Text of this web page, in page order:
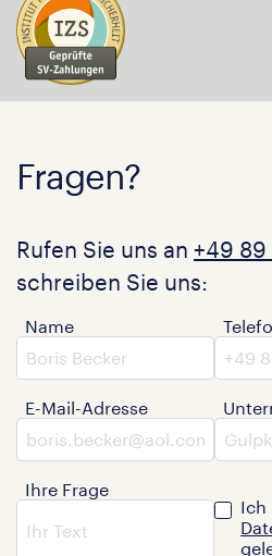
Fragen?
Rufen Sie uns an +49
schreiben Sie uns:
Name
E-Mail-Adresse
Ihre Frage
Ich